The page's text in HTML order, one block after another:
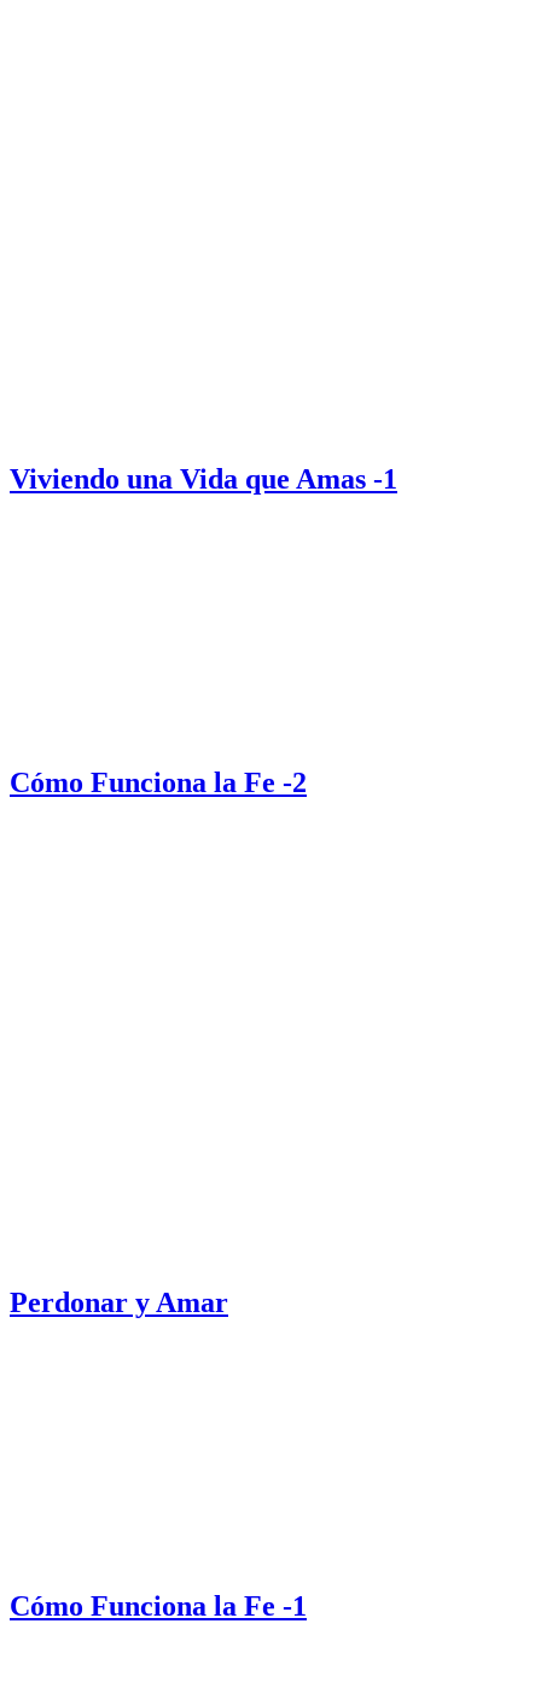
Viviendo una Vida que Amas -1
Cómo Funciona la Fe -2
Perdonar y Amar
Cómo Funciona la Fe -1